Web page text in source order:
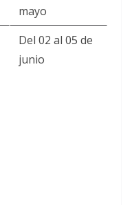
mayo
Del 02 al 05 de
junio